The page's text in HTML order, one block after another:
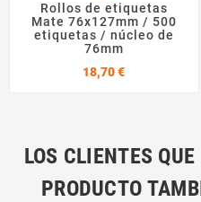
Rollos de etiquetas
Mate 76x127mm / 500
etiquetas / núcleo de
76mm
18,70 €Precio
LOS CLIENTES
PRODUCTO